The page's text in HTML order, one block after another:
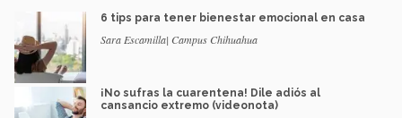
6 tips para tener bienestar emocional en casa
Sara Escamilla| Campus Chihuahua
¡No sufras la cuarentena! Dile adiós al
cansancio extremo (videonota)